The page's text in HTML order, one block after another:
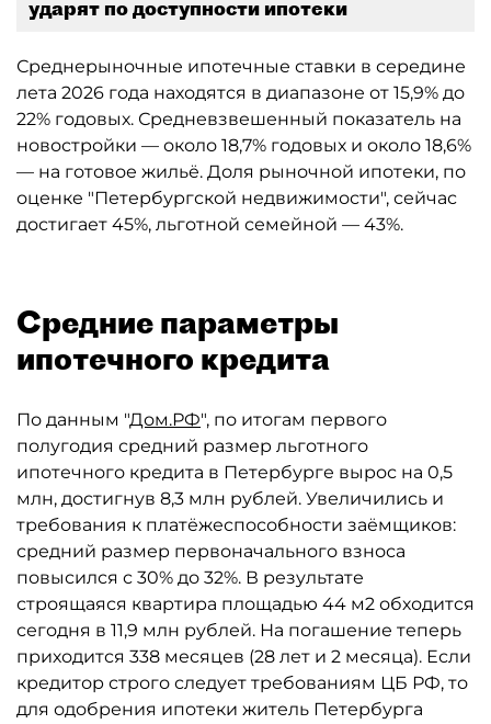
ударят по доступности ипотеки
Среднерыночные ипотечные ставки в середине
лета 2026 года находятся в диапазоне от 15,9% до
22% годовых. Средневзвешенный показатель на
новостройки — около 18,7% годовых и около 18,6%
— на готовое жильё. Доля рыночной ипотеки, по
оценке "Петербургской недвижимости", сейчас
достигает 45%, льготной семейной — 43%.
Средние параметры
ипотечного кредита
По данным "Дом.РФ", по итогам первого
полугодия средний размер льготного
ипотечного кредита в Петербурге вырос на 0,5
млн, достигнув 8,3 млн рублей. Увеличились и
требования к платёжеспособности заёмщиков:
средний размер первоначального взноса
повысился с 30% до 32%. В результате
строящаяся квартира площадью 44 м2 обходится
сегодня в 11,9 млн рублей. На погашение теперь
приходится 338 месяцев (28 лет и 2 месяца). Если
кредитор строго следует требованиям ЦБ РФ, то
для одобрения ипотеки житель Петербурга